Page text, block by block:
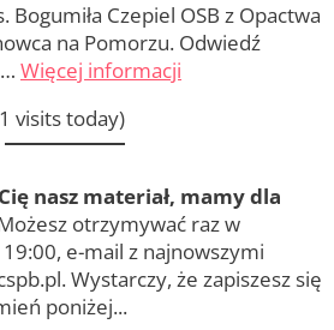
Bogumiła Czepiel OSB z Opactwa
na Pomorzu. Odwiedź
Więcej informacji
visits today)
nasz materiał, mamy dla
otrzymywać raz w
e-mail z najnowszymi
Wystarczy, że zapiszesz się
poniżej...